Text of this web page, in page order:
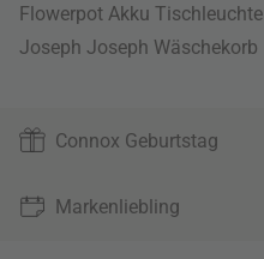
Flowerpot Akku Tischleuchte
Joseph Joseph Wäschekorb
Connox Geburtstag
Markenliebling